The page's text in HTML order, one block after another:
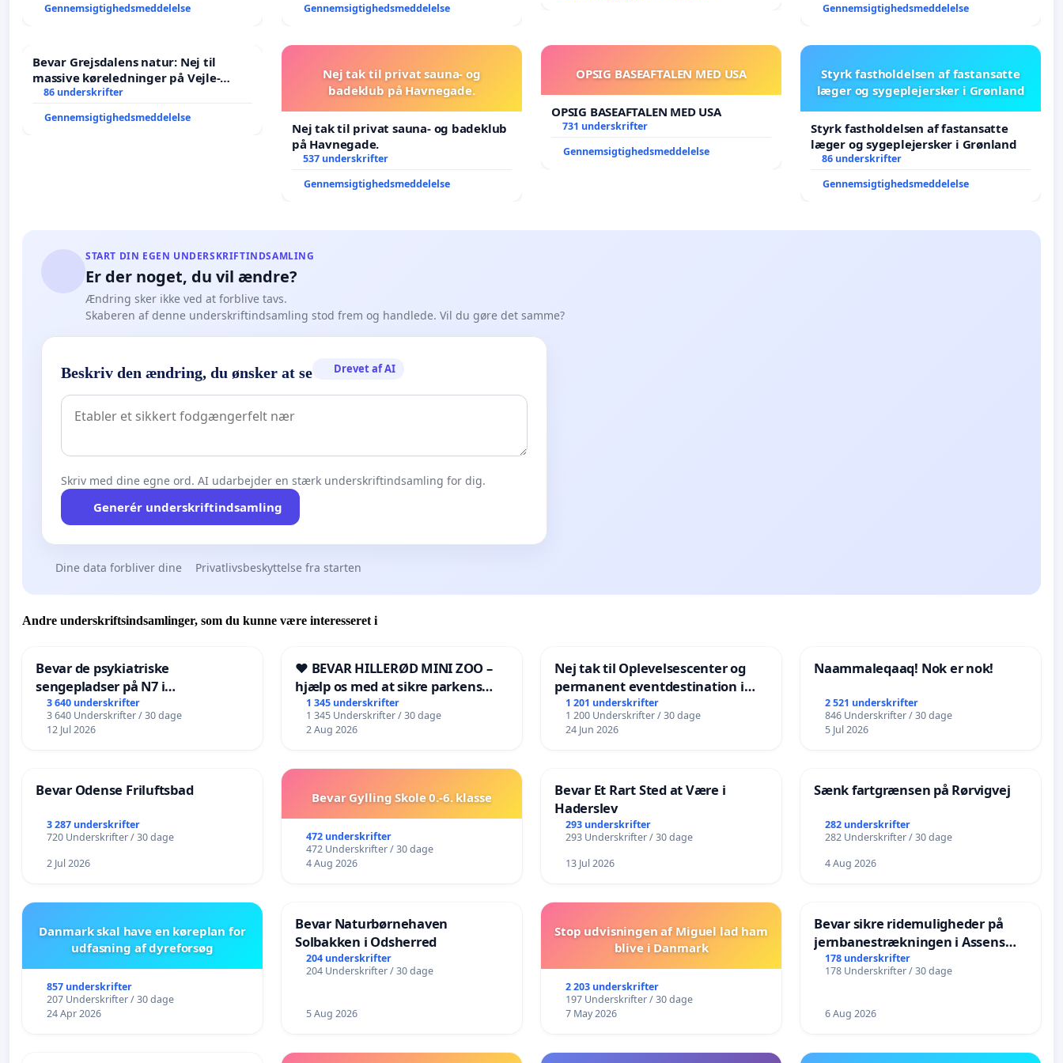
Gennemsigtighedsmeddelelse
Gennemsigtighedsmeddelelse
Gennemsigtighedsmeddelelse
Bevar Grejsdalens natur: Nej til
massive køreledninger på Vejle-
Struer-banen
86 underskrifter
Gennemsigtighedsmeddelelse
Nej tak til privat sauna- og
badeklub på Havnegade.
Nej tak til privat sauna- og badeklub
på Havnegade.
537 underskrifter
Gennemsigtighedsmeddelelse
OPSIG BASEAFTALEN MED USA
OPSIG BASEAFTALEN MED USA
731 underskrifter
Gennemsigtighedsmeddelelse
Styrk fastholdelsen af fastansatte
læger og sygeplejersker i Grønland
Styrk fastholdelsen af fastansatte
læger og sygeplejersker i Grønland
86 underskrifter
Gennemsigtighedsmeddelelse
START DIN EGEN UNDERSKRIFTINDSAMLING
Er der noget, du vil ændre?
Ændring sker ikke ved at forblive tavs.
Skaberen af denne underskriftindsamling stod frem og handlede. Vil du gøre det samme?
Beskriv den ændring, du ønsker at se Drevet af AI
Skriv med dine egne ord. AI udarbejder en stærk underskriftindsamling for dig.
Generér underskriftindsamling
Dine data forbliver dine Privatlivsbeskyttelse fra starten
Andre underskriftsindsamlinger, som du kunne være interesseret i
Bevar de psykiatriske
sengepladser på N7 i
Frederikshavn
3 640 underskrifter
3 640 Underskrifter / 30 dage
12 Jul 2026
❤️ BEVAR HILLERØD MINI ZOO –
hjælp os med at sikre parkens
fremtid ❤️
1 345 underskrifter
1 345 Underskrifter / 30 dage
2 Aug 2026
Nej tak til Oplevelsescenter og
permanent eventdestination i
Vejby - Ja tak til et levende
lokalområde i balance
1 201 underskrifter
1 200 Underskrifter / 30 dage
24 Jun 2026
Naammaleqaaq! Nok er nok!
2 521 underskrifter
846 Underskrifter / 30 dage
5 Jul 2026
Bevar Odense Friluftsbad
3 287 underskrifter
720 Underskrifter / 30 dage
2 Jul 2026
Bevar Gylling Skole 0.-6. klasse
472 underskrifter
472 Underskrifter / 30 dage
4 Aug 2026
Bevar Et Rart Sted at Være i
Haderslev
293 underskrifter
293 Underskrifter / 30 dage
13 Jul 2026
Sænk fartgrænsen på Rørvigvej
282 underskrifter
282 Underskrifter / 30 dage
4 Aug 2026
Danmark skal have en køreplan for
udfasning af dyreforsøg
857 underskrifter
207 Underskrifter / 30 dage
24 Apr 2026
Bevar Naturbørnehaven
Solbakken i Odsherred
204 underskrifter
204 Underskrifter / 30 dage
5 Aug 2026
Stop udvisningen af Miguel lad ham
blive i Danmark
2 203 underskrifter
197 Underskrifter / 30 dage
7 May 2026
Bevar sikre ridemuligheder på
jernbanestrækningen i Assens
Kommune
178 underskrifter
178 Underskrifter / 30 dage
6 Aug 2026